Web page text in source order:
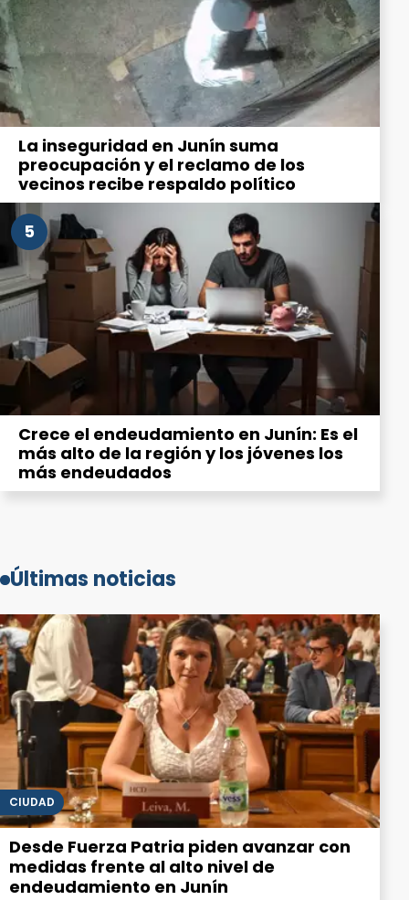
La inseguridad en Junín suma
preocupación y el reclamo de los
vecinos recibe respaldo político
5
Crece el endeudamiento en Junín: Es el
más alto de la región y los jóvenes los
más endeudados
Últimas noticias
CIUDAD
Desde Fuerza Patria piden avanzar con
medidas frente al alto nivel de
endeudamiento en Junín